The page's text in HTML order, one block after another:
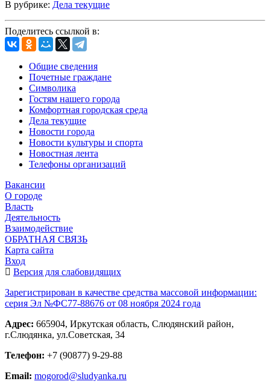
В рубрике: Дела текущие
Поделитесь ссылкой в:
Общие сведения
Почетные граждане
Символика
Гостям нашего города
Комфортная городская среда
Дела текущие
Новости города
Новости культуры и спорта
Новостная лента
Телефоны организаций
Вакансии
О городе
Власть
Деятельность
Взаимодействие
ОБРАТНАЯ СВЯЗЬ
Карта сайта
Вход
Версия для слабовидящих
Зарегистрирован в качестве средства массовой информации:
серия Эл №ФС77-88676 от 08 ноября 2024 года
Адрес: 665904, Иркутская область, Слюдянский район,
г.Слюдянка, ул.Советская, 34
Телефон: +7 (90877) 9-29-88
Email: mogorod@sludyanka.ru